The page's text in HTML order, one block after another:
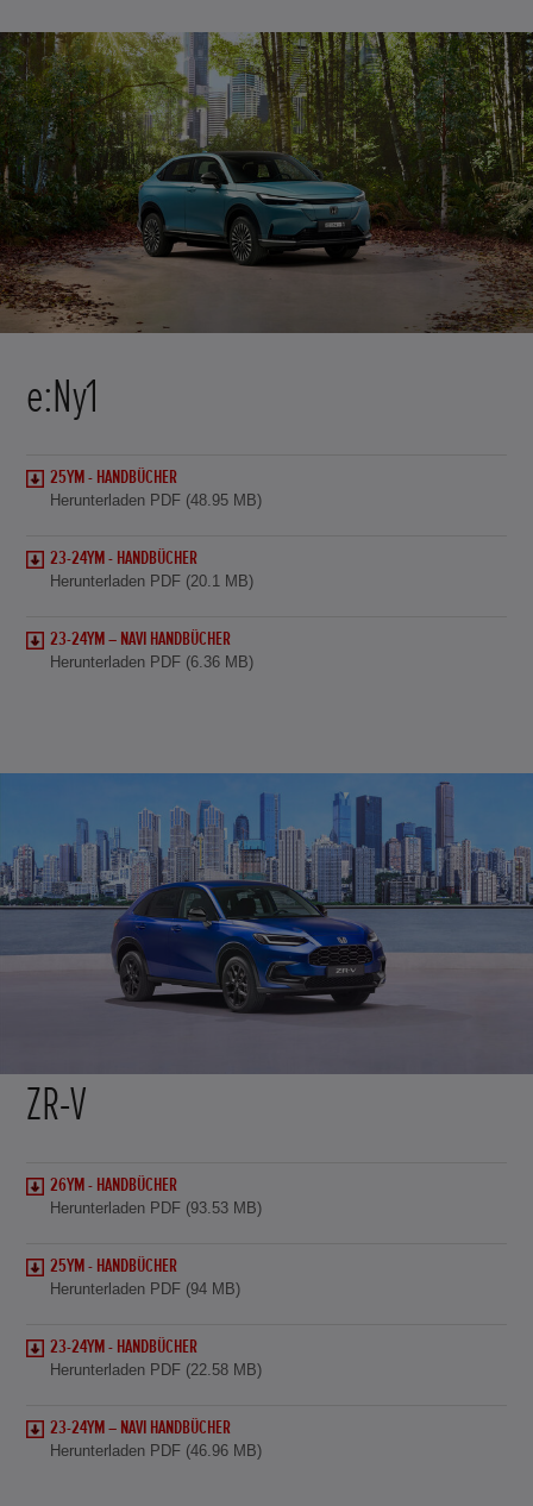
e:Ny1
25YM - HANDBÜCHER
Herunterladen PDF (48.95 MB)
23-24YM - HANDBÜCHER
Herunterladen PDF (20.1 MB)
23-24YM – NAVI HANDBÜCHER
Herunterladen PDF (6.36 MB)
ZR-V
26YM - HANDBÜCHER
Herunterladen PDF (93.53 MB)
25YM - HANDBÜCHER
Herunterladen PDF (94 MB)
23-24YM - HANDBÜCHER
Herunterladen PDF (22.58 MB)
23-24YM – NAVI HANDBÜCHER
Herunterladen PDF (46.96 MB)